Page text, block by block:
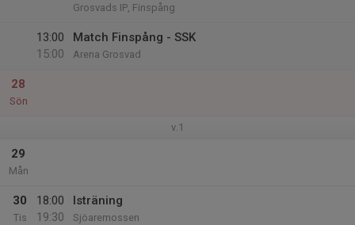
Grosvads IP, Finspång
13:00
15:00
Match Finspång - SSK
Arena Grosvad
28
Sön
v.1
29
Mån
30
Tis
18:00
19:30
Isträning
Sjöaremossen